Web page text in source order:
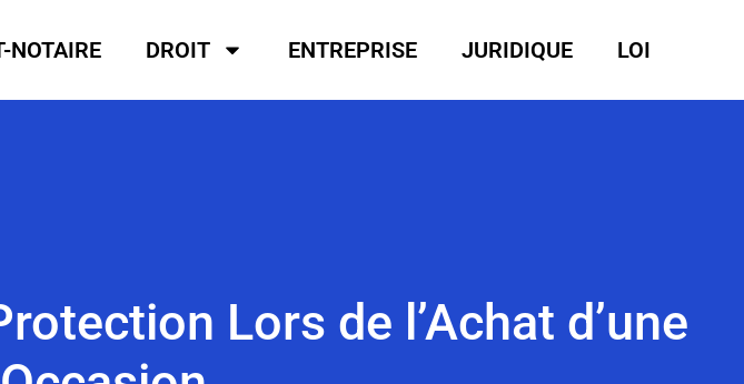
NOTAIRE DROIT ENTREPRISE JURIDIQUE LOI
Lors de l’Achat d’une